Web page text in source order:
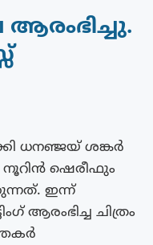
ആരംഭിച്ചു.
ധനഞ്ജയ് ശങ്കര്‍
നൂറിൻ ഷെരീഫും
ഇന്ന്
ആരംഭിച്ച ചിത്രം